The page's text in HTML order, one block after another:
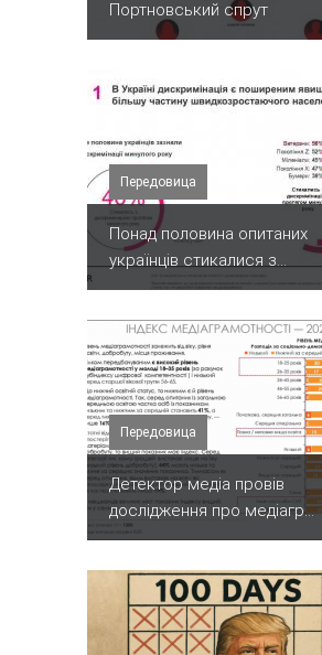
Портновський спрут
Передовица
Понад половина опитаних
українців стикалися з...
Передовица
Детектор медіа провів
дослідження про медіагр...